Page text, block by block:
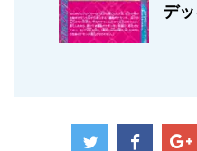
デ